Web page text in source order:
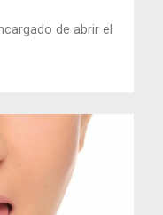
de abrir el